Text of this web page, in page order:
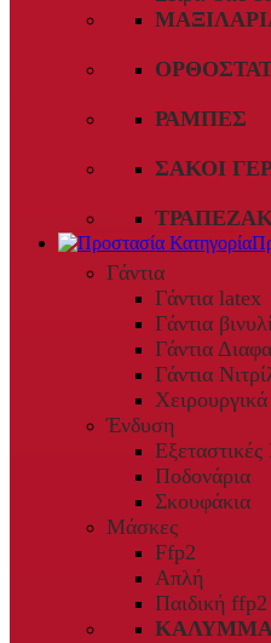
ΡΆΜΠΕΣ
ΣΆΚΟΙ
Γάντια
Γάντια latex
Γάντια
Γάντια
Γάντια
Ένδυση
Ποδονάρια
Σκουφάκια
Μάσκες
Ffp2
Απλή
Παιδική ffp2